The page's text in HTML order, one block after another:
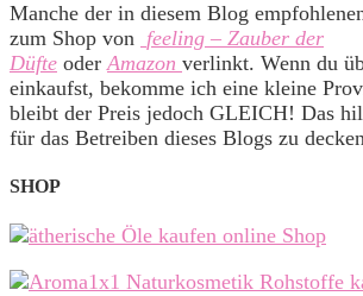
Manche der in diesem Blog
zum Shop von feeling – Zauber der
Düfte oderAmazon verlinkt. Wenn du
einkaufst, bekomme ich eine kleine
bleibt der Preis jedoch GLEICH! Das
für das Betreiben dieses Blogs zu
SHOP